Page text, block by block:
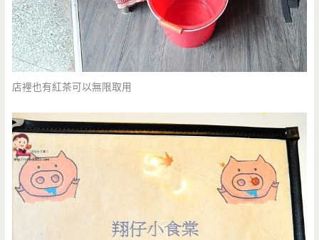
店裡也有紅茶可以無限取用